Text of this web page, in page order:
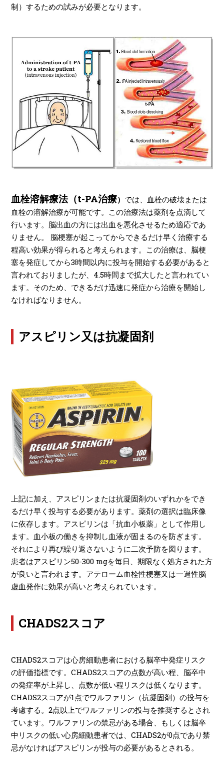
制）するための試みが必要となります。
血栓溶解療法（t-PA治療） では、血栓の破壊または
血栓の溶解治療が可能です。この治療法は薬剤を点滴して
行います。脳出血の方には出血を悪化させるため適応であ
りません。 脳梗塞が起こってからできるだけ早く治療する
程高い効果が得られると考えられます。この治療は、脳梗
塞を発症してから3時間以内に投与を開始する必要があると
言われておりましたが、4.5時間まで拡大したと言われてい
ます。そのため、できるだけ迅速に発症から治療を開始し
なければなりません。
アスピリン又は抗凝固剤
上記に加え、アスピリンまたは抗凝固剤のいずれかをでき
るだけ早く投与する必要があります。薬剤の選択は臨床像
に依存します。アスピリンは「抗血小板薬」として作用し
ます。血小板の働きを抑制し血液が固まるのを防ぎます。
それにより再び繰り返さないように二次予防を図ります。
患者はアスピリン50-300 mgを毎日、期限なく処方された方
が良いと言われます。アテローム血栓性梗塞又は一過性脳
虚血発作に効果が高いと考えられています。
CHADS2スコア
CHADS2スコアは心房細動患者における脳卒中発症リスク
の評価指標です。CHADS2スコアの点数が高い程、脳卒中
の発症率が上昇し、点数が低い程リスクは低くなります。
CHADS2スコアが1点でワルファリン（抗凝固剤）の投与を
考慮する。2点以上でワルファリンの投与を推奨するとされ
ています。ワルファリンの禁忌がある場合、もしくは脳卒
中リスクの低い心房細動患者では、CHADS2が0点であり禁
忌がなければアスピリンが投与の必要があるとされる。